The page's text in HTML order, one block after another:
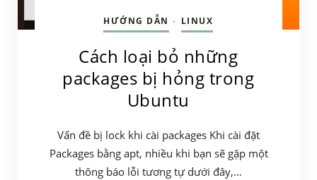
HƯỚNG DẪN • LINUX
Cách loại bỏ những
packages bị hỏng trong
Ubuntu
Vấn đề bị lock khi cài packages Khi cài đặt
Packages bằng apt, nhiều khi bạn sẽ gặp một
thông báo lỗi tương tự dưới đây,…